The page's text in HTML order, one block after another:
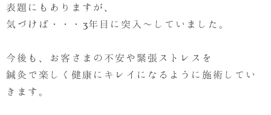
表題にもありますが、
気づけば・・・3年目に突入～していました。
今後も、お客さまの不安や緊張ストレスを
鍼灸で楽しく健康にキレイになるように施術してい
きます。